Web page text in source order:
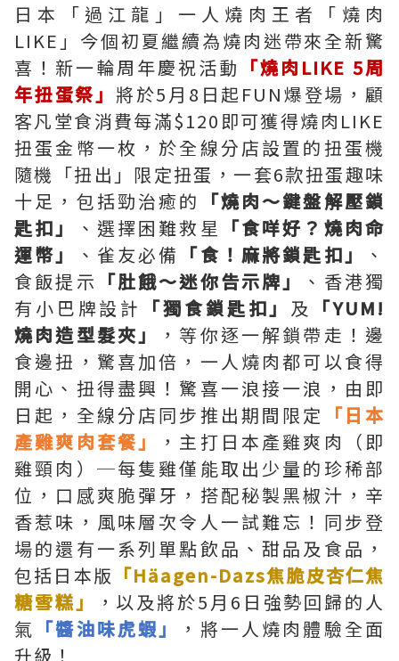
日本「過江龍」一人燒肉王者「燒肉
LIKE」今個初夏繼續為燒肉迷帶來全新驚
喜！新一輪周年慶祝活動 「燒肉LIKE 5周
年扭蛋祭」 將於5月8日起FUN爆登場，顧
客凡堂食消費每滿$120即可獲得燒肉LIKE
扭蛋金幣一枚，於全線分店設置的扭蛋機
隨機「扭出」限定扭蛋，一套6款扭蛋趣味
十足，包括勁治癒的
「燒肉～鍵盤解壓鎖
匙扣」
、選擇困難救星
「食咩好？燒肉命
運幣」
、雀友必備 「食！麻將鎖匙扣」
、
食飯提示 「肚餓～迷你告示牌」
、香港獨
有小巴牌設計
「獨食鎖匙扣」 及
「YUM!
燒肉造型髮夾」
，等你逐一解鎖帶走！邊
食邊扭，驚喜加倍，一人燒肉都可以食得
開心、扭得盡興！驚喜一浪接一浪，由即
日起，全線分店同步推出期間限定
「日本
產雞爽肉套餐」
，主打日本產雞爽肉（即
雞頸肉）─每隻雞僅能取出少量的珍稀部
位，口感爽脆彈牙，搭配秘製黑椒汁，辛
香惹味，風味層次令人一試難忘！同步登
場的還有一系列單點飲品、甜品及食品，
包括日本版 「Häagen-Dazs焦脆皮杏仁焦
糖雪糕」
，以及將於5月6日強勢回歸的人
氣 「醬油味虎蝦」
，將一人燒肉體驗全面
升級！